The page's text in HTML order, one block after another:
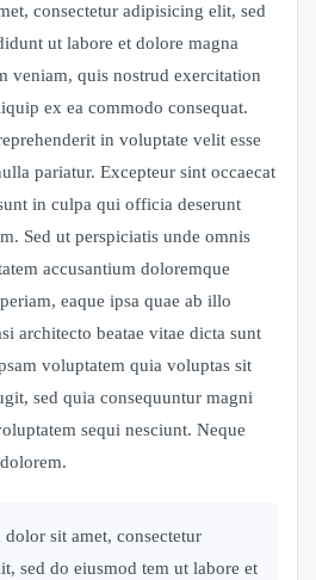
consectetur adipisicing elit, sed
ut labore et dolore magna
veniam, quis nostrud exercitation
ex ea commodo consequat.
in voluptate velit esse
pariatur. Excepteur sint occaecat
in culpa qui officia deserunt
Sed ut perspiciatis unde omnis
accusantium doloremque
eaque ipsa quae ab illo
architecto beatae vitae dicta sunt
voluptatem quia voluptas sit
sed quia consequuntur magni
sequi nesciunt. Neque
sit amet, consectetur
sed do eiusmod tem ut labore et